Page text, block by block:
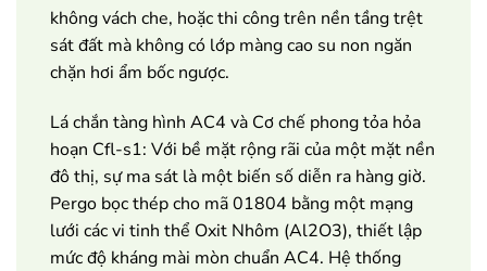
không vách che, hoặc thi công trên nền tầng trệt
sát đất mà không có lớp màng cao su non ngăn
chặn hơi ẩm bốc ngược.
Lá chắn tàng hình AC4 và Cơ chế phong tỏa hỏa
hoạn Cfl-s1: Với bề mặt rộng rãi của một mặt nền
đô thị, sự ma sát là một biến số diễn ra hàng giờ.
Pergo bọc thép cho mã 01804 bằng một mạng
lưới các vi tinh thể Oxit Nhôm (Al2O3), thiết lập
mức độ kháng mài mòn chuẩn AC4. Hệ thống